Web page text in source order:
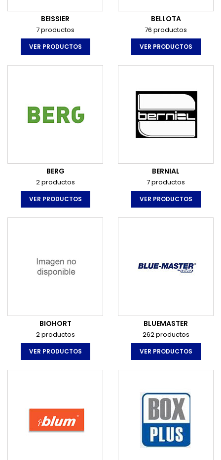
BEISSIER
7 productos
VER PRODUCTOS
BELLOTA
76 productos
VER PRODUCTOS
BERG
2 productos
VER PRODUCTOS
BERNIAL
7 productos
VER PRODUCTOS
BIOHORT
2 productos
VER PRODUCTOS
BLUEMASTER
262 productos
VER PRODUCTOS